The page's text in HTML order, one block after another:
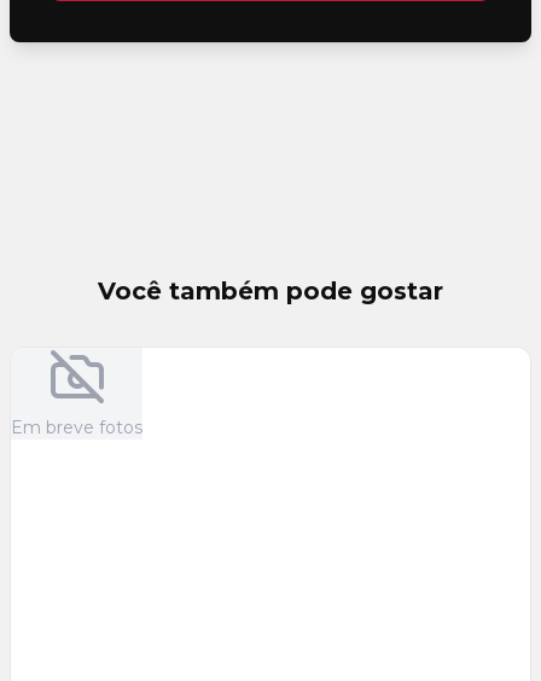
Você também pode gostar
Em breve fotos